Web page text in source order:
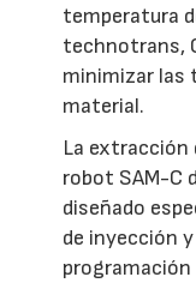
temperatura
technotrans,
minimizar las
material.
La extracción
robot SAM-C
diseñado
de inyección
programación